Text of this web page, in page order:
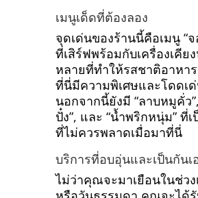
เมนูเด็ดที่ต้องลอง
จุดเด่นของร้านนี้คือเมนู “
ที่เสิร์ฟพร้อมกับเครื่องเคีย
หลายที่ทำให้รสชาติอาหา
ที่นี่มีความพิเศษและโดดเ
นอกจากนี้ยังมี “ลาบหมูคั่ว
ปั๋ง”, และ “น้ำพริกหนุ่ม” ที่
ที่ไม่ควรพลาดเมื่อมาที่นี่
บริการที่อบอุ่นและเป็นกันเ
ไม่ว่าคุณจะมาเยือนในช่วง